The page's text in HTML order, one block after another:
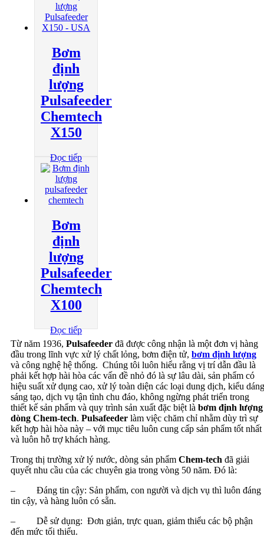
Bơm
định
lượng
Pulsafeeder
Chemtech
X150
Đọc tiếp
Bơm
định
lượng
Pulsafeeder
Chemtech
X100
Đọc tiếp
Từ năm 1936, Pulsafeeder đã được công nhận là một đơn vị hàng
đầu trong lĩnh vực xử lý chất lỏng, bơm điện tử, bơm định lượng
và công nghệ hệ thống. Chúng tôi luôn hiểu rằng vị trí dẫn đầu là
phải kết hợp hài hòa các vấn đề nhỏ đó là sự lâu dài, sản phẩm có
hiệu suất xử dụng cao, xử lý toàn diện các loại dung dịch, kiểu dáng
sáng tạo, dịch vụ tận tình chu đáo, không ngừng phát triển trong
thiết kế sản phẩm và quy trình sản xuất đặc biệt là bơm định lượng
dòng Chem-tech. Pulsafeeder làm việc chăm chỉ nhằm dùy trì sự
kết hợp hài hòa này – với mục tiêu luôn cung cấp sản phẩm tốt nhất
và luôn hỗ trợ khách hàng.
Trong thị trường xử lý nước, dòng sản phẩm Chem-tech đã giải
quyết nhu cầu của các chuyên gia trong vòng 50 năm. Đó là:
– Đáng tin cậy: Sản phẩm, con người và dịch vụ thì luôn đáng
tin cậy, và hàng luôn có sẵn.
– Dễ sử dụng: Đơn giản, trực quan, giảm thiểu các bộ phận
đến mức tối thiểu.